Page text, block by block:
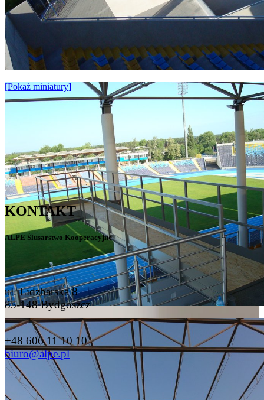
[Pokaż miniatury]
KONTAKT
ALPE Ślusarstwo Kooperacyjne
ul. Lidzbarska 8
85-148 Bydgoszcz
+48 606 11 10 10
biuro@alpe.pl